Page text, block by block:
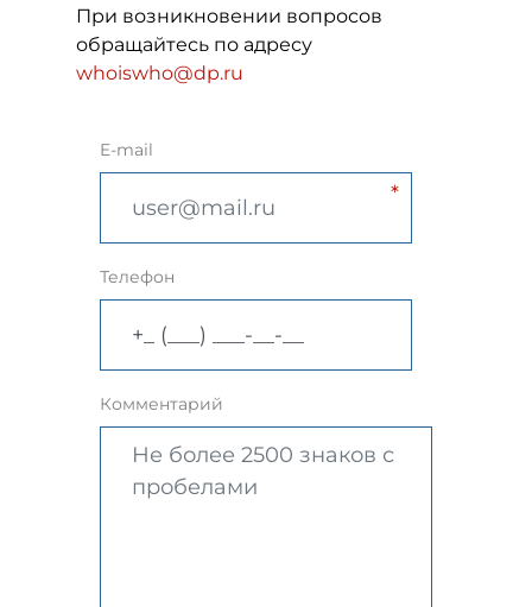
При возникновении вопросов
обращайтесь по адресу
whoiswho@dp.ru
E-mail
Телефон
Комментарий